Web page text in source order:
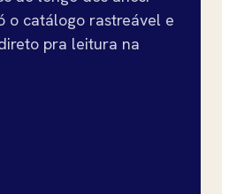
o catálogo rastreável e
pra leitura na